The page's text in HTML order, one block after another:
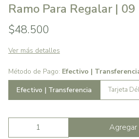
Ramo Para Regalar | 09
$48.500
Ver más detalles
Método de Pago: Efectivo |
Efectivo | Transferencia
Tarjeta
Agregar